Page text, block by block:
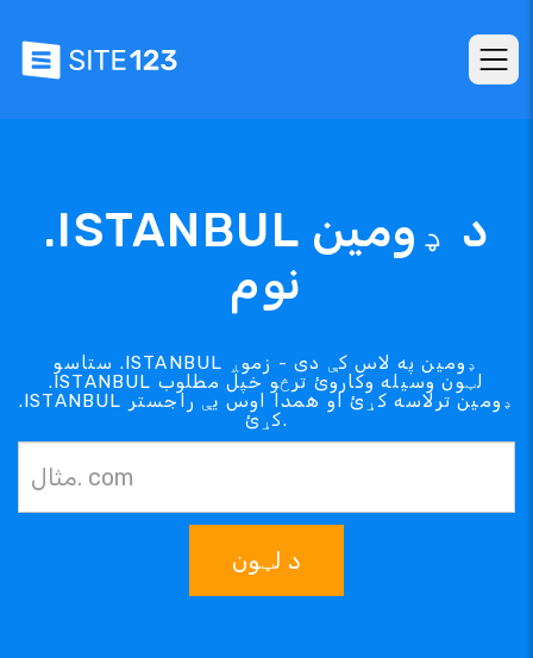
.ISTANBUL د ډومین
نوم
ستاسو .ISTANBUL ډومین په لاس کې دی - زموږ
.ISTANBUL لټون وسیله وکاروئ ترڅو خپل مطلوب
.ISTANBUL ډومین ترلاسه کړئ او همدا اوس یې راجستر
کړئ.
د لټون